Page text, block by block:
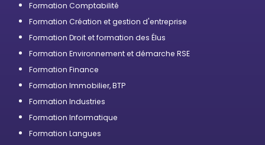
Formation Comptabilité
Formation Création et gestion d'entreprise
Formation Droit et formation des Élus
Formation Environnement et démarche RSE
Formation Finance
Formation Immobilier, BTP
Formation Industries
Formation Informatique
Formation Langues